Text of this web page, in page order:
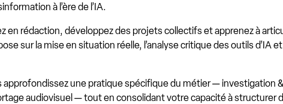
à l’ère de l’IA.
en rédaction, développez des projets collectifs et apprenez à
sur la mise en situation réelle, l’analyse critique des outils d’IA
approfondissez une pratique spécifique du métier — investigation
audiovisuel — tout en consolidant votre capacité à structurer